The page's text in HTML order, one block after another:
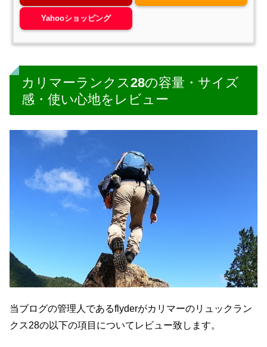
Yahooショッピング
カリマーランクス28の容量・サイズ
感・使い心地をレビュー
当ブログの管理人であるflyderがカリマーのリュックラン
クス28の以下の項目についてレビュー致します。